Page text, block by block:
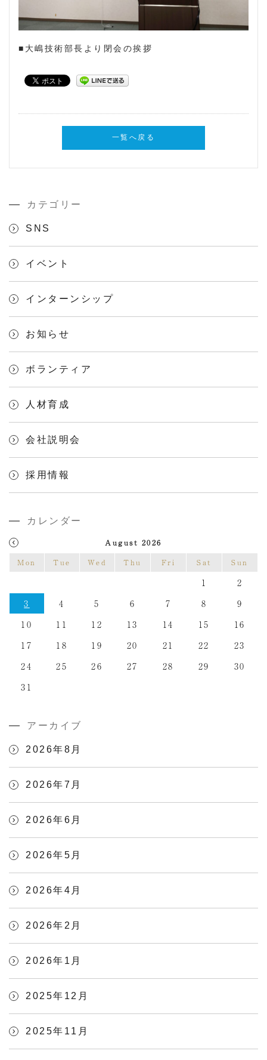
■大嶋技術部長より閉会の挨拶
一覧へ戻る
カテゴリー
SNS
イベント
インターンシップ
お知らせ
ボランティア
人材育成
会社説明会
採用情報
カレンダー
August 2026
Mon
Tue Wed Thu Fri Sat Sun
1
2
3
4 5 6 7 8
9
10
11 12 13 14 15
16
17
18 19 20 21 22
23
24
25 26 27 28 29
30
31
アーカイブ
2026年8月
2026年7月
2026年6月
2026年5月
2026年4月
2026年2月
2026年1月
2025年12月
2025年11月